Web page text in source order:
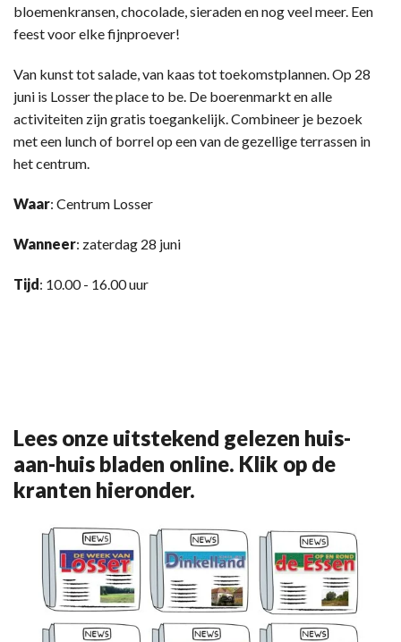
bloemenkransen, chocolade, sieraden en nog veel meer. Een
feest voor elke fijnproever!
Van kunst tot salade, van kaas tot toekomstplannen. Op 28
juni is Losser the place to be. De boerenmarkt en alle
activiteiten zijn gratis toegankelijk. Combineer je bezoek
met een lunch of borrel op een van de gezellige terrassen in
het centrum.
Waar: Centrum Losser
Wanneer: zaterdag 28 juni
Tijd: 10.00 - 16.00 uur
Lees onze uitstekend gelezen huis-
aan-huis bladen online. Klik op de
kranten hieronder.